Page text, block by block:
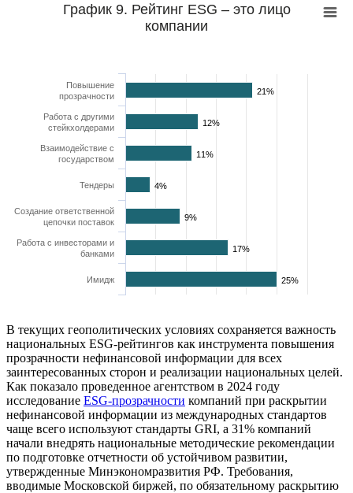
График 9. Рейтинг ESG – это лицо
компании
21%
12%
11%
4%
9%
17%
25%
Повышение
прозрачности
Работа с другими
стейкхолдерами
Взаимодействие с
государством
Тендеры
Создание ответственной
цепочки поставок
Работа с инвесторами и
банками
Имидж
В текущих геополитических условиях сохраняется важность
национальных ESG-рейтингов как инструмента повышения
прозрачности нефинансовой информации для всех
заинтересованных сторон и реализации национальных целей.
Как показало проведенное агентством в 2024 году
исследование ESG-прозрачности компаний при раскрытии
нефинансовой информации из международных стандартов
чаще всего используют стандарты GRI, а 31% компаний
начали внедрять национальные методические рекомендации
по подготовке отчетности об устойчивом развитии,
утвержденные Минэкономразвития РФ. Требования,
вводимые Московской биржей, по обязательному раскрытию